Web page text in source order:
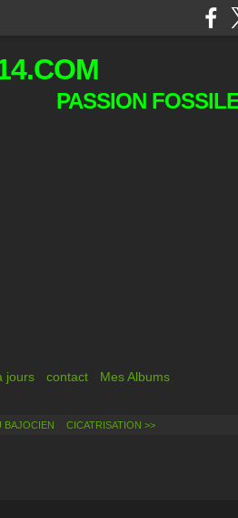
PASSION
jours contact Mes Albums
BAJOCIEN CICATRISATION >>